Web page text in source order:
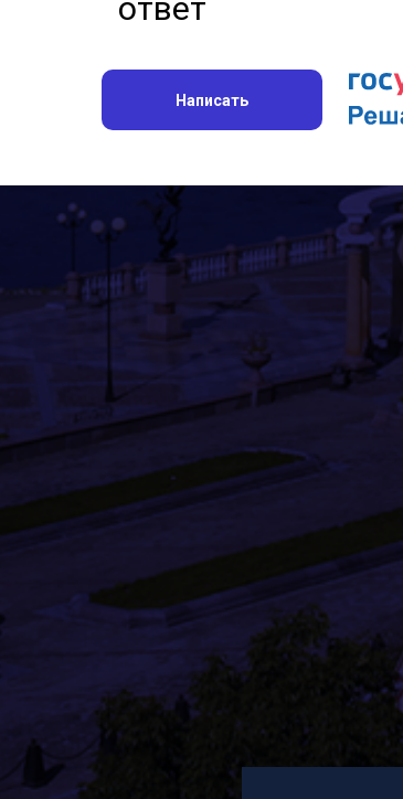
ответ
Написать